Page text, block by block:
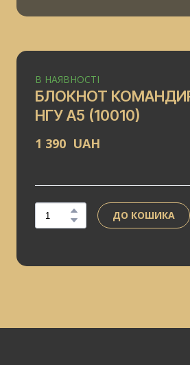
В НАЯВНОСТІ
БЛОКНОТ
НГУ А5 (10010)
1 390  UAH
ДО КОШИКА